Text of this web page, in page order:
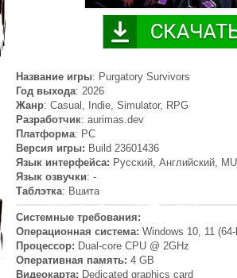
Название игры: Purgatory Survivors
Год выхода: 2026
Жанр: Casual, Indie, Simulator, RPG
Разработчик: aurimas.dev
Платформа: PC
Версия игры: Build 23601436
Язык интерфейса: Русский, Английский,
Язык озвучки: -
Таблэтка: Вшита
Системные требования:
Операционная система: Windows 10, 11
Процессор: Dual-core CPU @ 2GHz
Оперативная память: 4 GB
Видеокарта: Dedicated graphics card